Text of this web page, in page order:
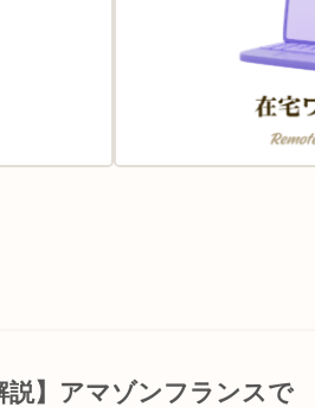
説】アマゾンフランスで